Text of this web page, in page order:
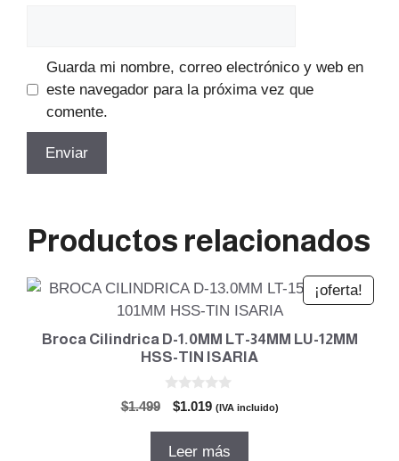
Guarda mi nombre, correo electrónico y web en
este navegador para la próxima vez que
comente.
Productos relacionados
¡oferta!
Broca Cilindrica D-1.0MM LT-34MM LU-12MM
HSS-TIN ISARIA
$1.499
El
original
$1.019El
actual
(IVA incluido)
Leer más